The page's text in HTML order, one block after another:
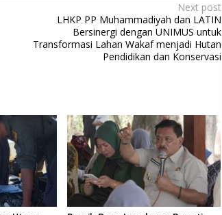
Next post
LHKP PP Muhammadiyah dan LATIN
Bersinergi dengan UNIMUS untuk
Transformasi Lahan Wakaf menjadi Hutan
Pendidikan dan Konservasi